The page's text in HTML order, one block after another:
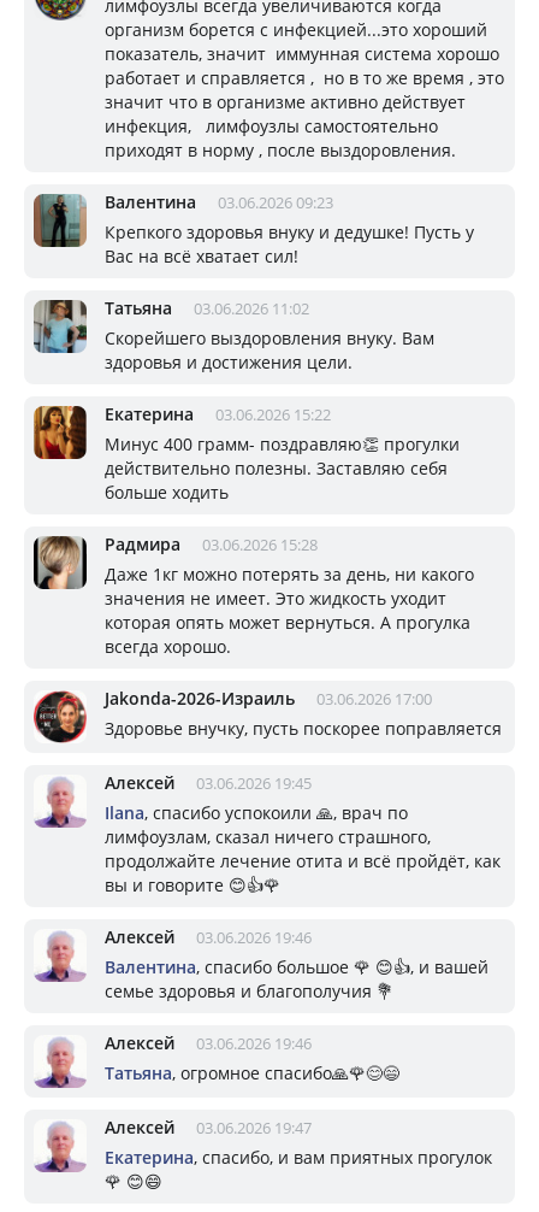
лимфоузлы всегда увеличиваются когда
организм борется с инфекцией...это хороший
показатель, значит иммунная система хорошо
работает и справляется , но в то же время , это
значит что в организме активно действует
инфекция, лимфоузлы самостоятельно
приходят в норму , после выздоровления.
Валентина 03.06.2026 09:23
Крепкого здоровья внуку и дедушке! Пусть у
Вас на всё хватает сил!
Татьяна 03.06.2026 11:02
Скорейшего выздоровления внуку. Вам
здоровья и достижения цели.
Екатерина 03.06.2026 15:22
Минус 400 грамм- поздравляю👏 прогулки
действительно полезны. Заставляю себя
больше ходить
Радмира 03.06.2026 15:28
Даже 1кг можно потерять за день, ни какого
значения не имеет. Это жидкость уходит
которая опять может вернуться. А прогулка
всегда хорошо.
Jakonda-2026-Израиль 03.06.2026 17:00
Здоровье внучку, пусть поскорее поправляется
Алексей 03.06.2026 19:45
Ilana, спасибо успокоили 🙏, врач по
лимфоузлам, сказал ничего страшного,
продолжайте лечение отита и всё пройдёт, как
вы и говорите 😊👍🌹
Алексей 03.06.2026 19:46
Валентина, спасибо большое 🌹 😊👍, и вашей
семье здоровья и благополучия 💐
Алексей 03.06.2026 19:46
Татьяна, огромное спасибо🙏🌹😊😄
Алексей 03.06.2026 19:47
Екатерина, спасибо, и вам приятных прогулок
🌹 😊😄